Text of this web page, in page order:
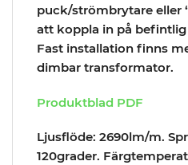
puck/strömbrytare eller
att koppla in på
Fast installation finns
dimbar transformator.
Produktblad PDF
Ljusflöde: 2690lm/m.
120grader.